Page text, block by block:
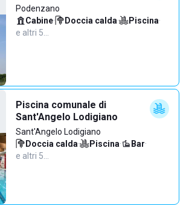
Podenzano
Cabine· Doccia calda· Piscina·
e altri 5…
Piscina comunale di
Sant'Angelo Lodigiano
Sant'Angelo Lodigiano
Doccia calda· Piscina· Bar·
e altri 5…